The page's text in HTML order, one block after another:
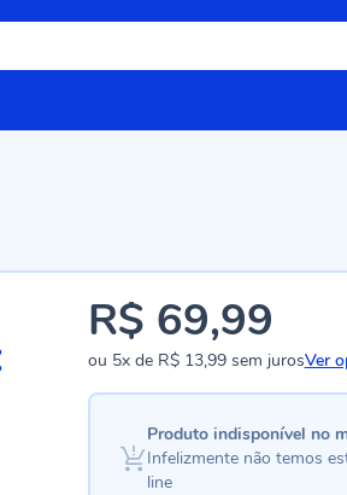
R$ 69,99
ou 5xde R$ 13,99sem jurosVer
Produto indisponível no
Infelizmente não temos
line